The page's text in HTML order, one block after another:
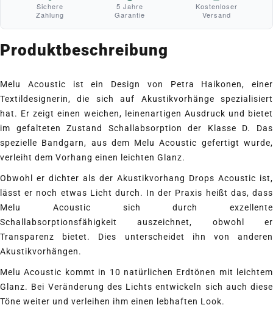
Sichere
Zahlung
5 Jahre
Garantie
Kostenloser
Versand
Produktbeschreibung
Melu Acoustic ist ein Design von Petra Haikonen, einer
Textildesignerin, die sich auf Akustikvorhänge spezialisiert
hat. Er zeigt einen weichen, leinenartigen Ausdruck und bietet
im gefalteten Zustand Schallabsorption der Klasse D. Das
spezielle Bandgarn, aus dem Melu Acoustic gefertigt wurde,
verleiht dem Vorhang einen leichten Glanz.
Obwohl er dichter als der Akustikvorhang Drops Acoustic ist,
lässt er noch etwas Licht durch. In der Praxis heißt das, dass
Melu Acoustic sich durch exzellente
Schallabsorptionsfähigkeit auszeichnet, obwohl er
Transparenz bietet. Dies unterscheidet ihn von anderen
Akustikvorhängen.
Melu Acoustic kommt in 10 natürlichen Erdtönen mit leichtem
Glanz. Bei Veränderung des Lichts entwickeln sich auch diese
Töne weiter und verleihen ihm einen lebhaften Look.